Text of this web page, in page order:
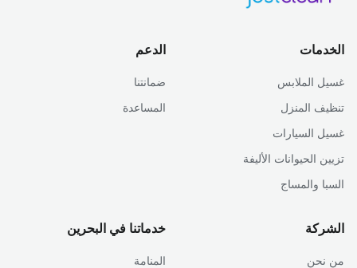
الخدمات
غسيل الملابس
تنظيف المنزل
غسيل السيارات
تزيين الحيوانات الأليفة
السبا والمساج
الدعم
ضمانتنا
المساعدة
الشركة
من نحن
خدماتنا في البحرين
المنامة